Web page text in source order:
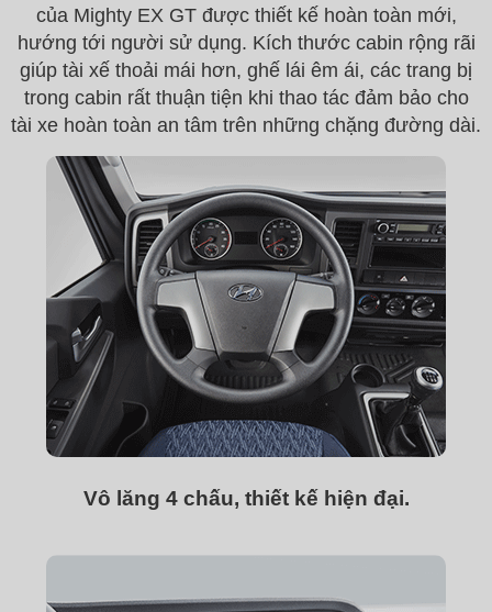
của Mighty EX GT được thiết kế hoàn toàn mới,
hướng tới người sử dụng. Kích thước cabin rộng rãi
giúp tài xế thoải mái hơn, ghế lái êm ái, các trang bị
trong cabin rất thuận tiện khi thao tác đảm bảo cho
tài xe hoàn toàn an tâm trên những chặng đường dài.
Vô lăng 4 chấu, thiết kế hiện đại.